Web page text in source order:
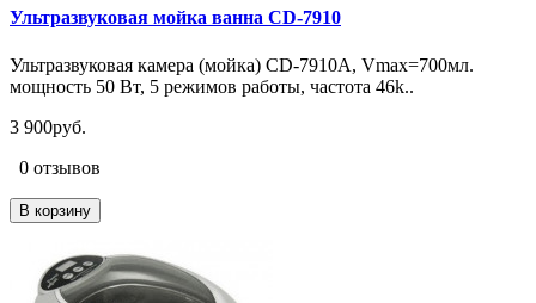
Ультразвуковая мойка ванна CD-7910
Ультразвуковая камера (мойка) CD-7910A, Vmax=700мл.
мощность 50 Вт, 5 режимов работы, частота 46k..
3 900руб.
0 отзывов
В корзину